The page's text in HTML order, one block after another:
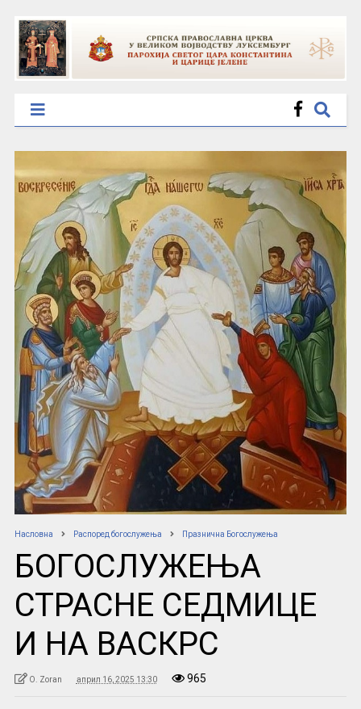
Насловна Распоред богослужења Празнична Богослужења
БОГОСЛУЖЕЊА
СТРАСНЕ СЕДМИЦЕ
И НА ВАСКРС
O. Zoran април 16, 2025 13:30 965